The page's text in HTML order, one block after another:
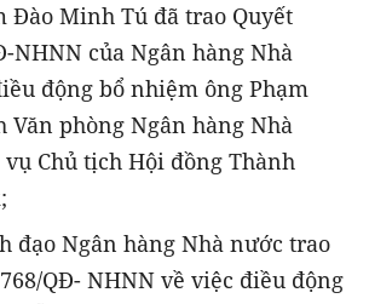
Đào Minh Tú đã trao Quyết
NHNN của Ngân hàng Nhà
động bổ nhiệm ông Phạm
Văn phòng Ngân hàng Nhà
Chủ tịch Hội đồng Thành
đạo Ngân hàng Nhà nước trao
QĐ- NHNN về việc điều động